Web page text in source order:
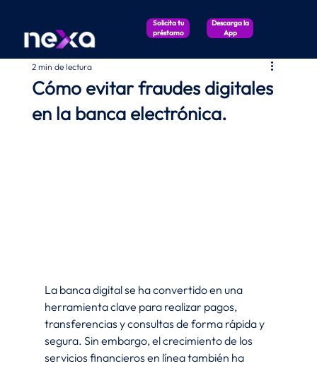
Solicita tu
préstamo
Descarga la
App
Cómo evitar fraudes digitales
en la banca electrónica.
2 min de lectura
La banca digital se ha convertido en una
herramienta clave para realizar pagos,
transferencias y consultas de forma rápida y
segura. Sin embargo, el crecimiento de los
servicios financieros en línea también ha